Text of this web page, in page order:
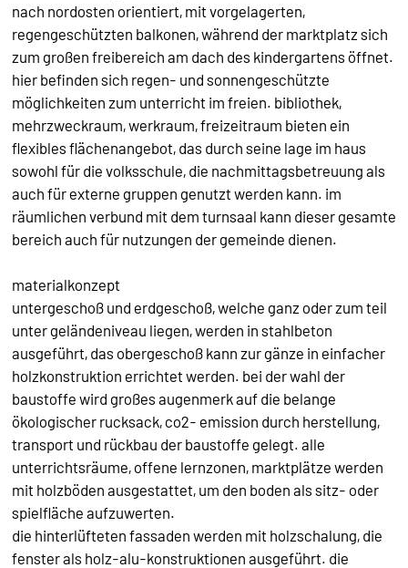
nach nordosten orientiert, mit vorgelagerten,
regengeschützten balkonen, während der marktplatz sich
zum großen freibereich am dach des kindergartens öffnet.
hier befinden sich regen- und sonnengeschützte
möglichkeiten zum unterricht im freien. bibliothek,
mehrzweckraum, werkraum, freizeitraum bieten ein
flexibles flächenangebot, das durch seine lage im haus
sowohl für die volksschule, die nachmittagsbetreuung als
auch für externe gruppen genutzt werden kann. im
räumlichen verbund mit dem turnsaal kann dieser gesamte
bereich auch für nutzungen der gemeinde dienen.
materialkonzept
untergeschoß und erdgeschoß, welche ganz oder zum teil
unter geländeniveau liegen, werden in stahlbeton
ausgeführt, das obergeschoß kann zur gänze in einfacher
holzkonstruktion errichtet werden. bei der wahl der
baustoffe wird großes augenmerk auf die belange
ökologischer rucksack, co2- emission durch herstellung,
transport und rückbau der baustoffe gelegt. alle
unterrichtsräume, offene lernzonen, marktplätze werden
mit holzböden ausgestattet, um den boden als sitz- oder
spielfläche aufzuwerten.
die hinterlüfteten fassaden werden mit holzschalung, die
fenster als holz-alu-konstruktionen ausgeführt. die